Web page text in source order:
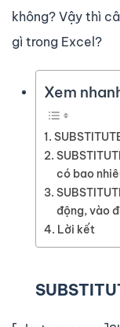
không? Vậy thì
gì trong Excel?
Xem
có bao
động, vào
Lời kết